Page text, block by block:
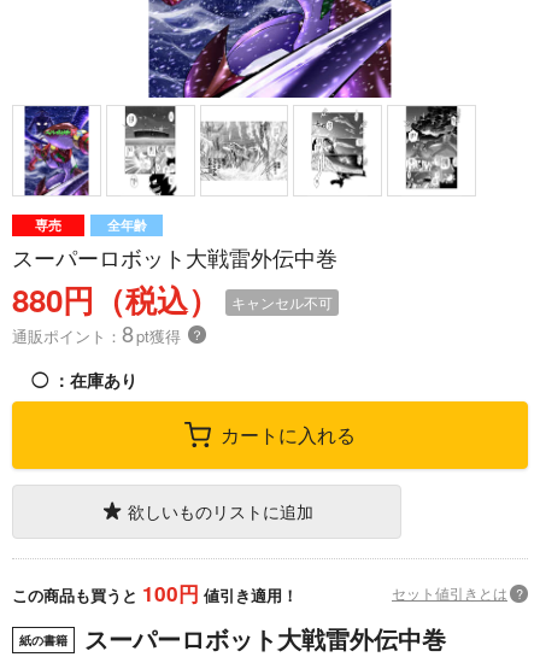
専売 全年齢
スーパーロボット大戦雷外伝中巻
880円（税込） キャンセル不可
通販ポイント： 8pt獲得 ？
◯ ：在庫あり
カートに入れる
欲しいものリストに追加
この商品も買うと 100円 値引き適用！ セット値引きとは ?
紙の書籍 スーパーロボット大戦雷外伝中巻